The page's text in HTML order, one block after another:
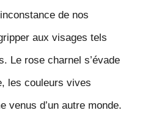
de nos
aux visages tels
Le rose charnel s’évade
les couleurs vives
venus d’un autre monde.